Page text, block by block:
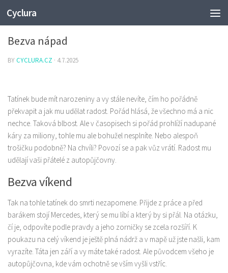
Cyclura
NEZAŘAZENÉ
Bezva nápad
BYCYCLURA.CZ · 4.7.2025
Tatínek bude mít narozeniny a vy stále nevíte, čím ho pořádně
překvapit a jak mu udělat radost. Pořád hlásá, že všechno má a nic
nechce. Taková blbost. Ale v časopisech si pořád prohlíží nadupané
káry za miliony, tohle mu ale bohužel nesplníte. Nebo alespoň
trošičku podobně? Na chvíli? Povozí se a pak vůz vrátí. Radost mu
udělají vaši přátelé z autopůjčovny.
Bezva víkend
Tak na tohle tatínek do smrti nezapomene. Přijde z práce a před
barákem stojí Mercedes, který se mu líbí a který by si přál. Na otázku,
čí je, odpovíte podle pravdy a jeho zorničky se zcela rozšíří. K
poukazu na celý víkend je ještě plná nádrž a v mapě už jste našli, kam
vyrazíte. Táta jen září a vy máte také radost. Ale původcem všeho je
autopůjčovna, kde vám ochotně se vším vyšli vstříc.